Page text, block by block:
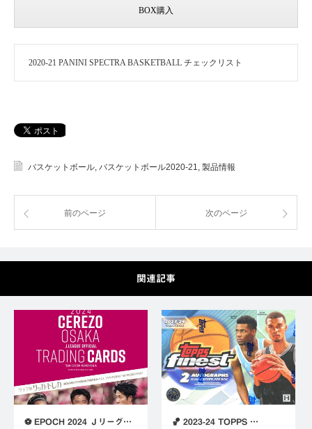
BOX購入
2020-21 PANINI SPECTRA BASKETBALL チェックリスト
バスケットボール バスケットボール2020-21 製品情報
前のページ 次のページ
関連記事
⚽ EPOCH 2024 Ｊリーグ… 🏀 2023-24 TOPPS …